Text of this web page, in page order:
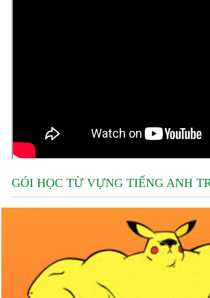
GÓI HỌC TỪ VỰNG TIẾNG ANH